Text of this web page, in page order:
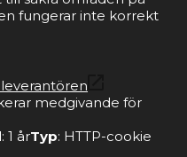
fungerar inte korrekt
medgivande för
: 1 årTyp: HTTP-cookie